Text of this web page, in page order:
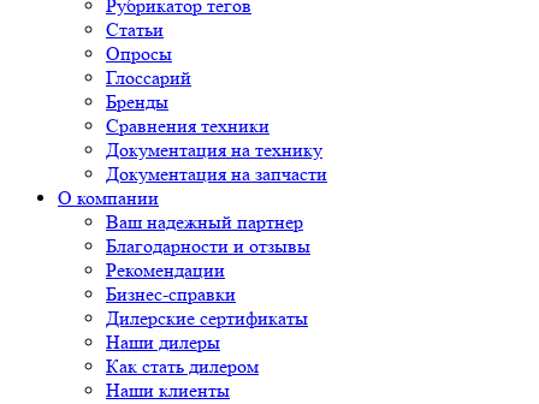
Рубрикатор тегов
Статьи
Опросы
Глоссарий
Бренды
Сравнения техники
Документация на технику
Документация на запчасти
О компании
Ваш надежный партнер
Благодарности и отзывы
Рекомендации
Бизнес-справки
Дилерские сертификаты
Наши дилеры
Как стать дилером
Наши клиенты